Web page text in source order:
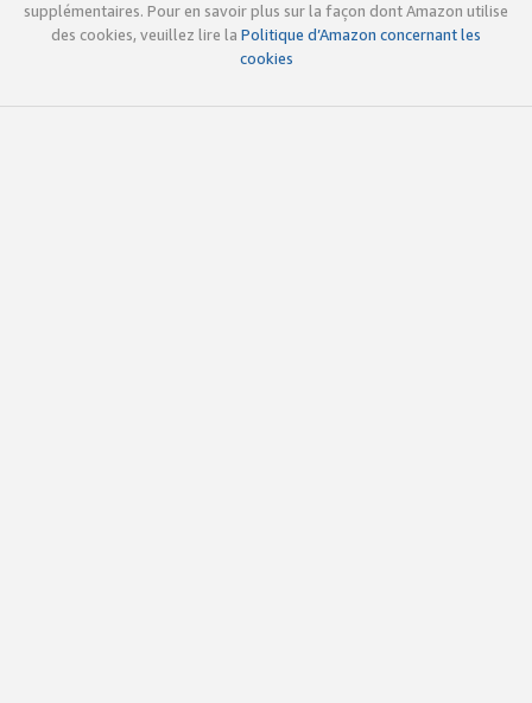
supplémentaires. Pour en savoir plus sur la façon dont Amazon utilise
des cookies, veuillez lire la Politique d’Amazon concernant les
cookies